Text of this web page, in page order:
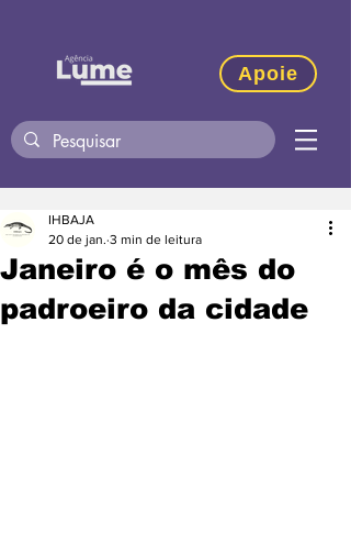
Apoie
Janeiro é o mês do
padroeiro da cidade
IHBAJA
20 de jan. 3 min de leitura